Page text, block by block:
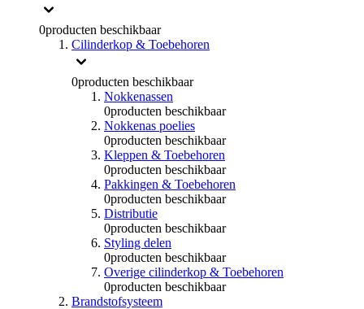
0producten beschikbaar
Cilinderkop & Toebehoren
0producten beschikbaar
Nokkenassen
0producten beschikbaar
Nokkenas poelies
0producten beschikbaar
Kleppen & Toebehoren
0producten beschikbaar
Pakkingen & Toebehoren
0producten beschikbaar
Distributie
0producten beschikbaar
Styling delen
0producten beschikbaar
Overige cilinderkop & Toebehoren
0producten beschikbaar
Brandstofsysteem